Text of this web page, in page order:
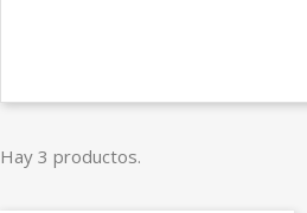
Hay 3 productos.